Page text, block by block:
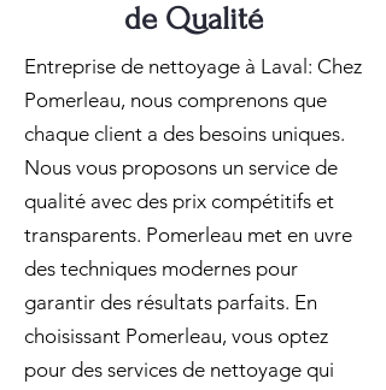
de Qualité
Entreprise de nettoyage à Laval: Chez
Pomerleau, nous comprenons que
chaque client a des besoins uniques.
Nous vous proposons un service de
qualité avec des prix compétitifs et
transparents. Pomerleau met en uvre
des techniques modernes pour
garantir des résultats parfaits. En
choisissant Pomerleau, vous optez
pour des services de nettoyage qui